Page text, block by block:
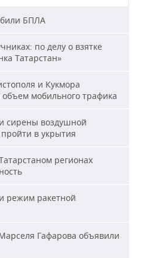
БПЛА
по делу о взятке
Татарстан»
и Кукмора
мобильного трафика
сирены воздушной
в укрытия
регионах
режим ракетной
Гафарова объявили